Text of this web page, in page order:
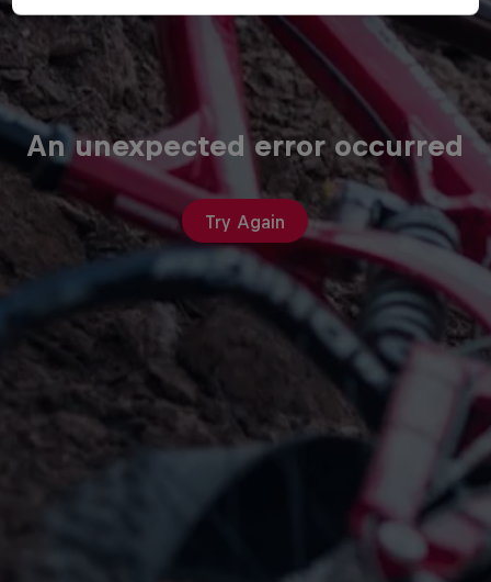
An unexpected error occurred
Try Again